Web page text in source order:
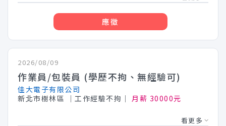
應徵
2026/08/09
作業員/包裝員 (學歷不拘、無經驗可)
佳大電子有限公司
新北市樹林區
│工作經驗不拘│ 月薪 30000元
看更多